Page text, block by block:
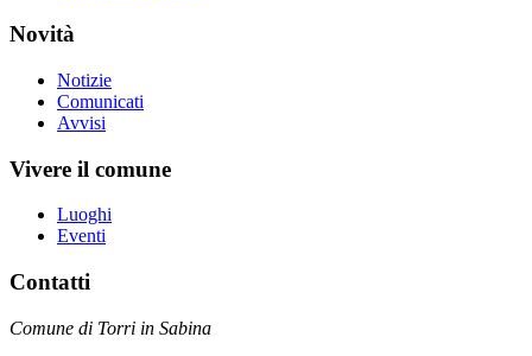
Novità
Notizie
Comunicati
Avvisi
Vivere il comune
Luoghi
Eventi
Contatti
Comune di Torri in Sabina